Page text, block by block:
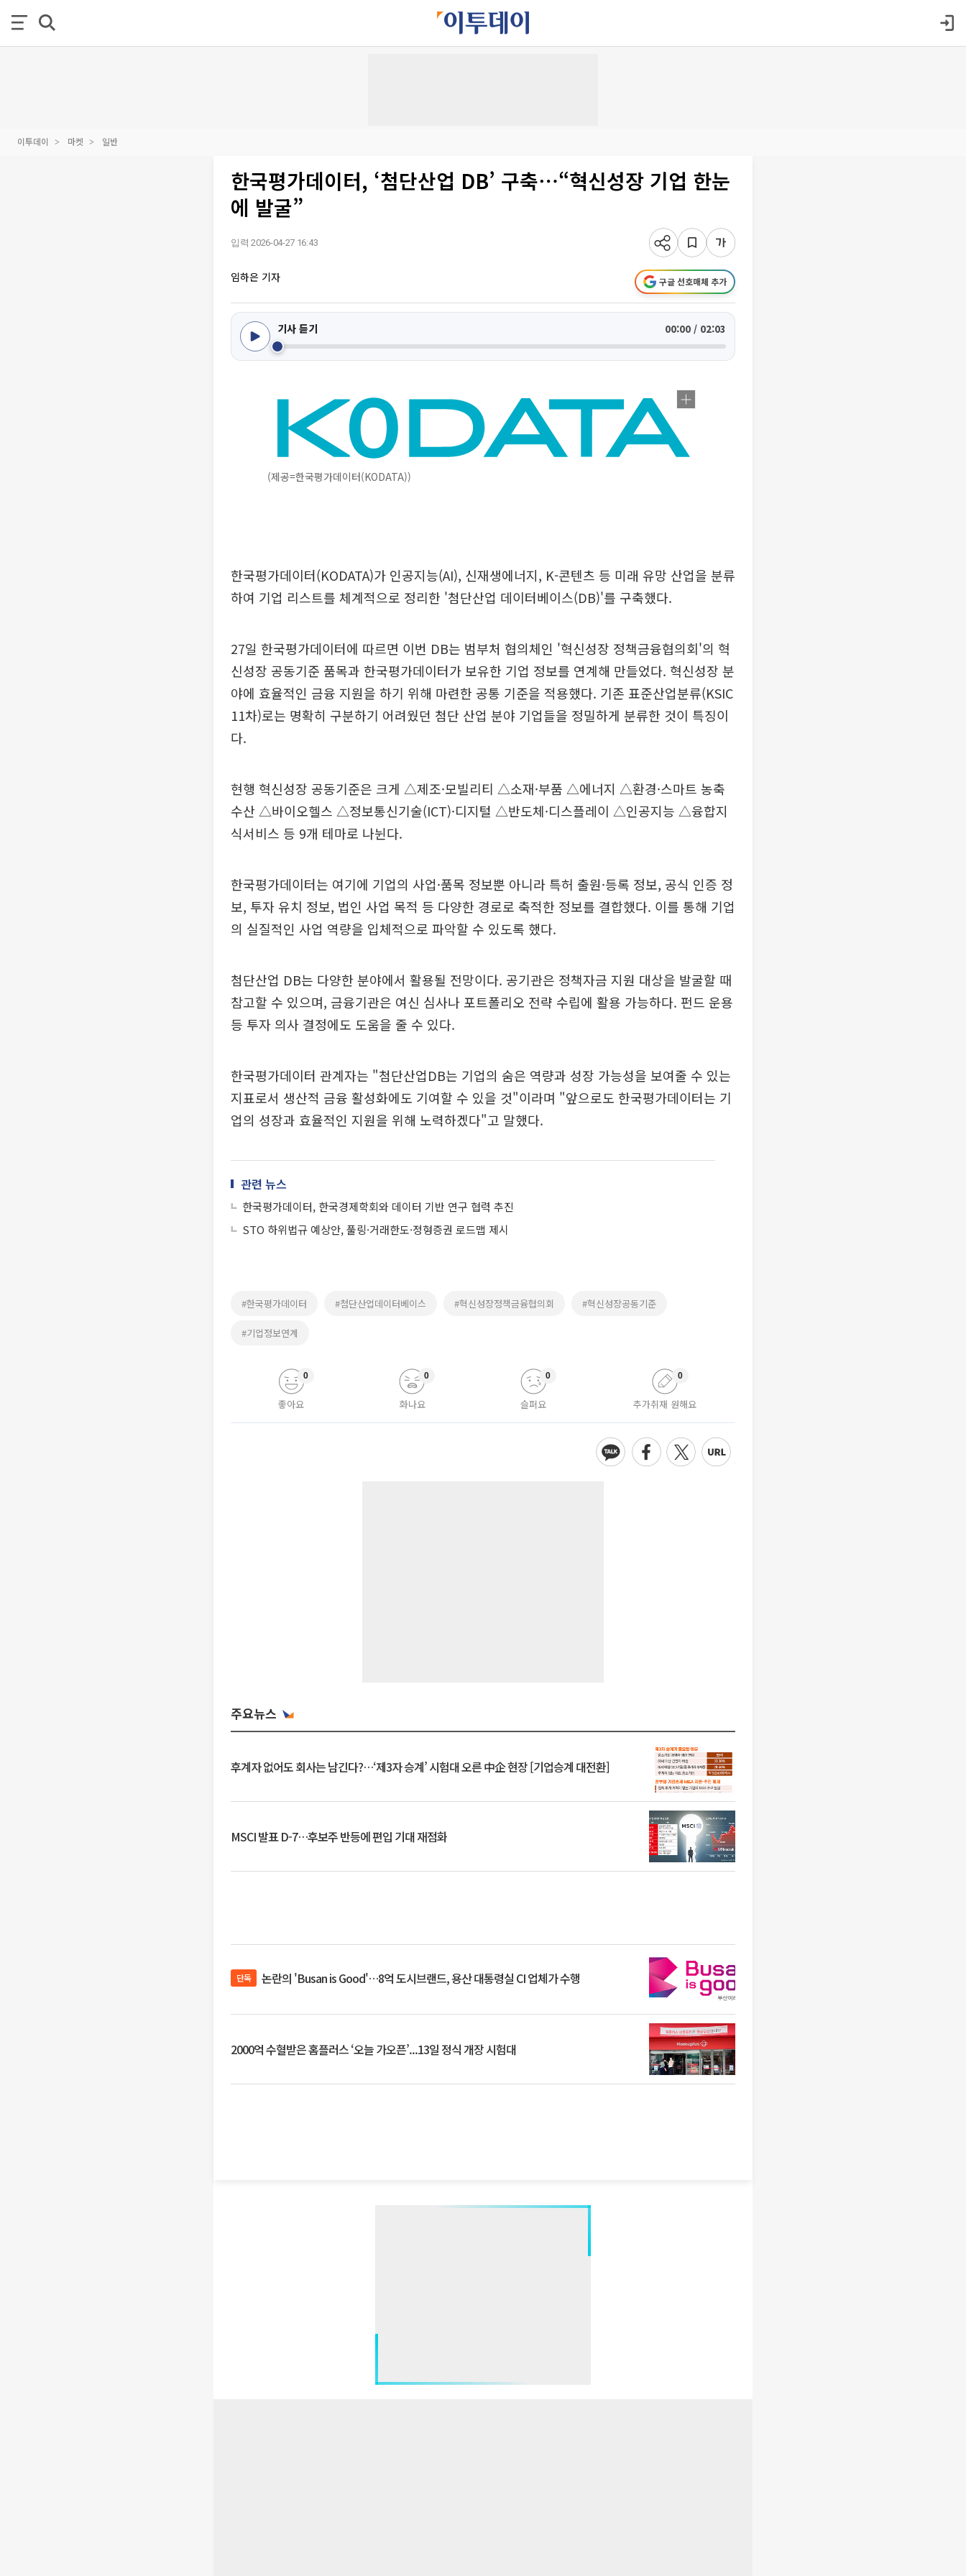
이투데이 마켓 일반
한국평가데이터, ‘첨단산업 DB’ 구축⋯“혁신성장 기업 한눈
에 발굴”
입력 2026-04-27 16:43
임하은 기자 구글 선호매체 추가
기사 듣기 00:00 / 02:03
(제공=한국평가데이터(KODATA))
한국평가데이터(KODATA)가 인공지능(AI), 신재생에너지, K-콘텐츠 등 미래 유망 산업을 분류
하여 기업 리스트를 체계적으로 정리한 '첨단산업 데이터베이스(DB)'를 구축했다.
27일 한국평가데이터에 따르면 이번 DB는 범부처 협의체인 '혁신성장 정책금융협의회'의 혁
신성장 공동기준 품목과 한국평가데이터가 보유한 기업 정보를 연계해 만들었다. 혁신성장 분
야에 효율적인 금융 지원을 하기 위해 마련한 공통 기준을 적용했다. 기존 표준산업분류(KSIC
11차)로는 명확히 구분하기 어려웠던 첨단 산업 분야 기업들을 정밀하게 분류한 것이 특징이
다.
현행 혁신성장 공동기준은 크게 △제조·모빌리티 △소재·부품 △에너지 △환경·스마트 농축
수산 △바이오헬스 △정보통신기술(ICT)·디지털 △반도체·디스플레이 △인공지능 △융합지
식서비스 등 9개 테마로 나뉜다.
한국평가데이터는 여기에 기업의 사업·품목 정보뿐 아니라 특허 출원·등록 정보, 공식 인증 정
보, 투자 유치 정보, 법인 사업 목적 등 다양한 경로로 축적한 정보를 결합했다. 이를 통해 기업
의 실질적인 사업 역량을 입체적으로 파악할 수 있도록 했다.
첨단산업 DB는 다양한 분야에서 활용될 전망이다. 공기관은 정책자금 지원 대상을 발굴할 때
참고할 수 있으며, 금융기관은 여신 심사나 포트폴리오 전략 수립에 활용 가능하다. 펀드 운용
등 투자 의사 결정에도 도움을 줄 수 있다.
한국평가데이터 관계자는 "첨단산업DB는 기업의 숨은 역량과 성장 가능성을 보여줄 수 있는
지표로서 생산적 금융 활성화에도 기여할 수 있을 것"이라며 "앞으로도 한국평가데이터는 기
업의 성장과 효율적인 지원을 위해 노력하겠다"고 말했다.
관련 뉴스
한국평가데이터, 한국경제학회와 데이터 기반 연구 협력 추진
STO 하위법규 예상안, 풀링·거래한도·정형증권 로드맵 제시
#한국평가데이터 #첨단산업데이터베이스 #혁신성장정책금융협의회 #혁신성장공동기준
#기업정보연계
좋아요
0
화나요
0
슬퍼요
0
추가취재 원해요
0
주요뉴스
후계자 없어도 회사는 남긴다?…‘제3자 승계’ 시험대 오른 中企 현장 [기업승계 대전환]
MSCI 발표 D-7…후보주 반등에 편입 기대 재점화
단독 논란의 'Busan is Good'…8억 도시브랜드, 용산 대통령실 CI 업체가 수행
2000억 수혈받은 홈플러스 ‘오늘 가오픈’...13일 정식 개장 시험대